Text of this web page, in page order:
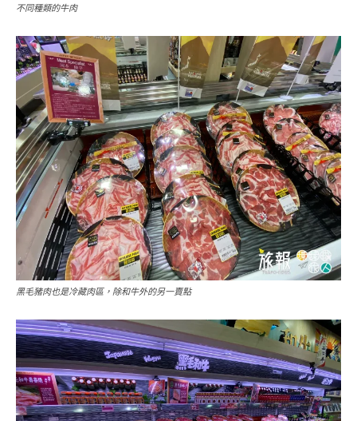
不同種類的牛肉
黑毛豬肉也是冷藏肉區，除和牛外的另一賣點